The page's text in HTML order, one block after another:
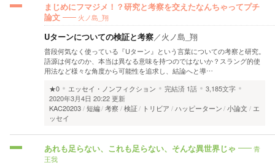
まじめにフマジメ！？研究と考察を交えたなんちゃってプチ
論文
火ノ島_翔
Uターンについての検証と考察／火ノ島_翔
普段何気なく使っている『Uターン』という言葉についての考察と研究。
語源は何なのか、本当は異なる意味を持つのではないか？スラング的使
用法など様々な角度から可能性を追求し、結論へと導…
★0
エッセイ・ノンフィクション 完結済 1話
3,185文字
2020年3月4日 20:22 更新
KAC20203 短編 考察 検証 トリビア ハッピーターン 小論文
エ
ッセイ
あれも足らない、これも足らない、そんな異世界じゃ
青
王我